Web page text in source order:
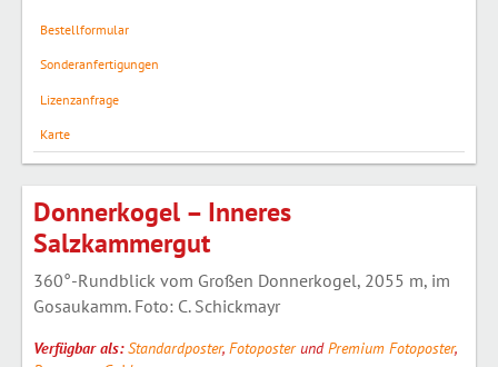
Bestellformular
Sonderanfertigungen
Lizenzanfrage
Karte
Donnerkogel – Inneres
Salzkammergut
360°-Rundblick vom Großen Donnerkogel, 2055 m, im
Gosaukamm. Foto: C. Schickmayr
Verfügbar als:Standardposter, FotoposterundPremium Fotoposter,